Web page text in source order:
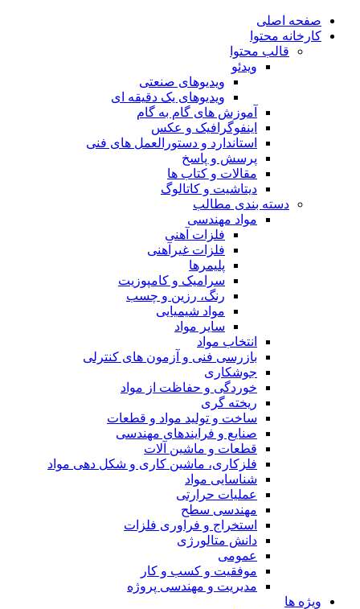
صفحه اصلی
کارخانه محتوا
قالب محتوا
ویدئو
ویدیوهای صنعتی
ویدیوهای یک دقیقه ای
آموزش های گام به گام
اینفوگرافیک و عکس
استاندارد و دستورالعمل های فنی
پرسش و پاسخ
مقالات و کتاب ها
دیتاشیت و کاتالوگ
دسته بندی مطالب
مواد مهندسی
فلزات آهنی
فلزات غیرآهنی
پلیمرها
سرامیک و کامپوزیت
رنگ، رزین و چسب
مواد شیمیایی
سایر مواد
انتخاب مواد
بازرسی فنی و آزمون های کنترلی
جوشکاری
خوردگی و حفاظت از مواد
ریخته گری
ساخت و تولید مواد و قطعات
صنایع و فرایندهای مهندسی
قطعات و ماشین آلات
فلزکاری، ماشین کاری و شکل دهی مواد
شناسایی مواد
عملیات حرارتی
مهندسی سطح
استخراج و فراوری فلزات
دانش متالورژی
عمومی
موفقیت و کسب و کار
مدیریت و مهندسی پروژه
ویژه ها